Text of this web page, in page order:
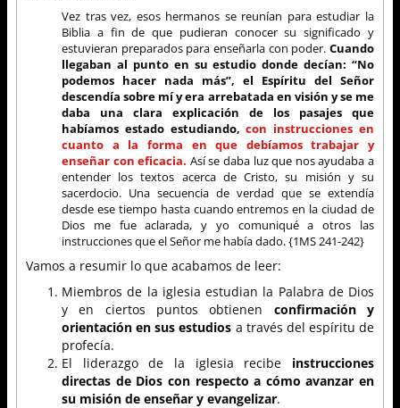
Vez tras vez, esos hermanos se reunían para estudiar la
Biblia a fin de que pudieran conocer su significado y
estuvieran preparados para enseñarla con poder. Cuando
llegaban al punto en su estudio donde decían: “No
podemos hacer nada más”, el Espíritu del Señor
descendía sobre mí y era arrebatada en visión y se me
daba una clara explicación de los pasajes que
habíamos estado estudiando,con instrucciones en
cuanto a la forma en que debíamos trabajar y
enseñar con eficacia. Así se daba luz que nos ayudaba a
entender los textos acerca de Cristo, su misión y su
sacerdocio. Una secuencia de verdad que se extendía
desde ese tiempo hasta cuando entremos en la ciudad de
Dios me fue aclarada, y yo comuniqué a otros las
instrucciones que el Señor me había dado. {1MS 241-242}
Vamos a resumir lo que acabamos de leer:
Miembros de la iglesia estudian la Palabra de Dios
y en ciertos puntos obtienen confirmación y
orientación en sus estudios a través del espíritu de
profecía.
El liderazgo de la iglesia recibe instrucciones
directas de Dios con respecto a cómo avanzar en
su misión de enseñar y evangelizar.